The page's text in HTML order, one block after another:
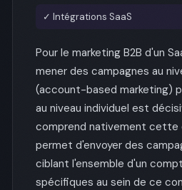
✓ Intégrations SaaS
Pour le marketing B2B d'un
mener des campagnes au
(account-based marketing)
au niveau individuel est
comprend nativement cette
permet d'envoyer des
ciblant l'ensemble d'un
spécifiques au sein de ce